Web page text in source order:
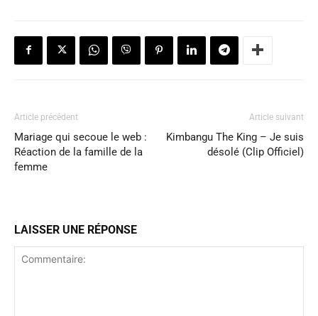
Article précédent
Mariage qui secoue le web :
Réaction de la famille de la
femme
Article suivant
Kimbangu The King – Je suis
désolé (Clip Officiel)
LAISSER UNE RÉPONSE